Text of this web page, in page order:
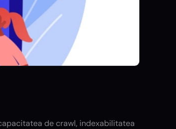
de crawl, indexabilitatea